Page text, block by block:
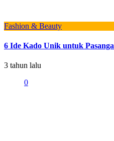
Fashion & Beauty
6 Ide Kado Unik untuk
3 tahun lalu
0